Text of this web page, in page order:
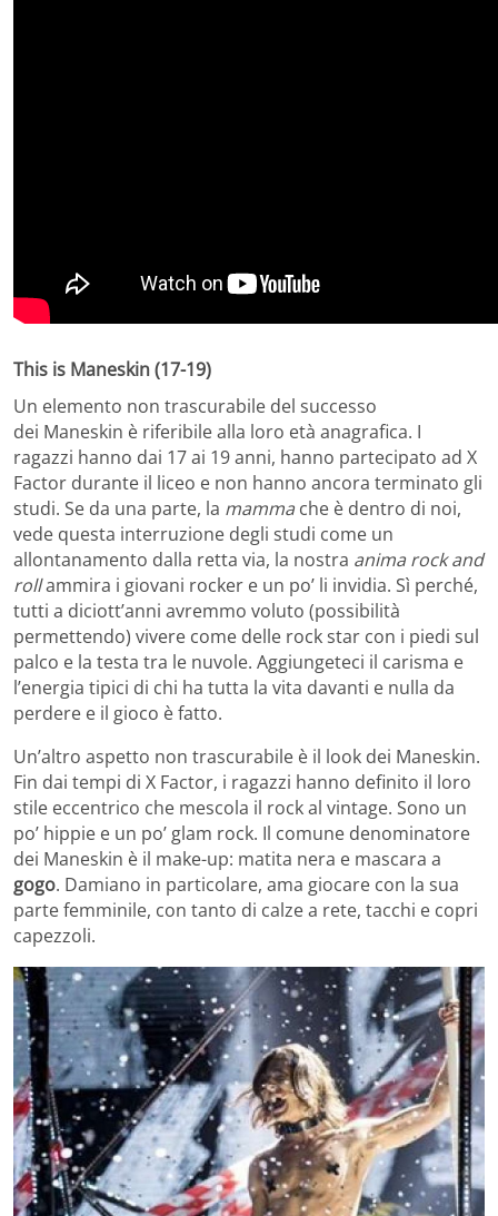
This is Maneskin (17-19)
Un elemento non trascurabile del successo
dei Maneskin è riferibile alla loro età anagrafica. I
ragazzi hanno dai 17 ai 19 anni, hanno partecipato ad X
Factor durante il liceo e non hanno ancora terminato gli
studi. Se da una parte, la mamma che è dentro di noi,
vede questa interruzione degli studi come un
allontanamento dalla retta via, la nostra anima rock and
rollammira i giovani rocker e un po’ li invidia. Sì perché,
tutti a diciott’anni avremmo voluto (possibilità
permettendo) vivere come delle rock star con i piedi sul
palco e la testa tra le nuvole. Aggiungeteci il carisma e
l’energia tipici di chi ha tutta la vita davanti e nulla da
perdere e il gioco è fatto.
Un’altro aspetto non trascurabile è il look dei Maneskin.
Fin dai tempi di X Factor, i ragazzi hanno definito il loro
stile eccentrico che mescola il rock al vintage. Sono un
po’ hippie e un po’ glam rock. Il comune denominatore
dei Maneskin è il make-up: matita nera e mascara a
gogo. Damiano in particolare, ama giocare con la sua
parte femminile, con tanto di calze a rete, tacchi e copri
capezzoli.